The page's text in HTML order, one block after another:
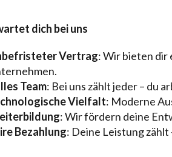
dich bei uns
Vertrag: Wir bieten dir
Team: Bei uns zählt jeder – du
Vielfalt: Moderne
: Wir fördern deine
Bezahlung: Deine Leistung